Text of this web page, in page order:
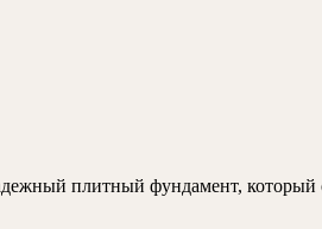
плитный фундамент,